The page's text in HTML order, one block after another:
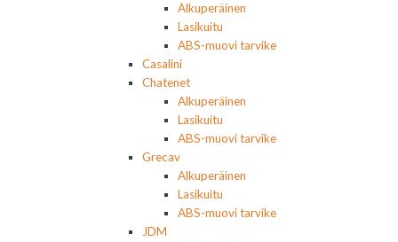
Alkuperäinen
Lasikuitu
ABS-muovi tarvike
Casalini
Chatenet
Alkuperäinen
Lasikuitu
ABS-muovi tarvike
Grecav
Alkuperäinen
Lasikuitu
ABS-muovi tarvike
JDM